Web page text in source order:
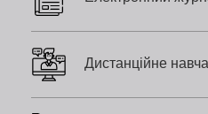
Дистанційне